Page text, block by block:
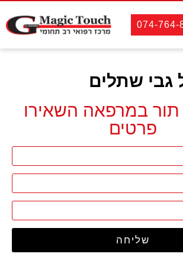
074-764-
גבי שתלים
במרפאה השאירו
פרטים
שליחה